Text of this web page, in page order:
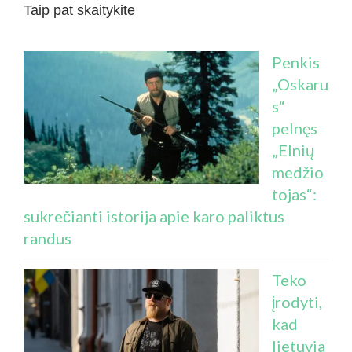
Taip pat skaitykite
Penkis
„Oskaru
s“
pelnęs
„Elnių
medžio
tojas“:
sukrečianti istorija apie karo paliktus
randus
Teko
įrodyti,
kad
lietuvia